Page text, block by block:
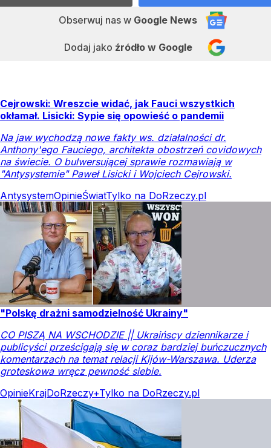
Obserwuj nas w Google News
Dodaj jako źródło w Google
Cejrowski: Wreszcie widać, jak Fauci wszystkich
okłamał. Lisicki: Sypie się opowieść o pandemii
Na jaw wychodzą nowe fakty ws. działalności dr.
Anthony'ego Fauciego, architekta obostrzeń covidowych
na świecie. O bulwersującej sprawie rozmawiają w
"Antysystemie" Paweł Lisicki i Wojciech Cejrowski.
AntysystemOpinieŚwiatTylko na DoRzeczy.pl
"Polskę drażni samodzielność Ukrainy"
CO PISZĄ NA WSCHODZIE || Ukraińscy dziennikarze i
publicyści prześcigają się w coraz bardziej buńczucznych
komentarzach na temat relacji Kijów-Warszawa. Uderza
groteskowa wręcz pewność siebie.
OpinieKrajDoRzeczy+Tylko na DoRzeczy.pl